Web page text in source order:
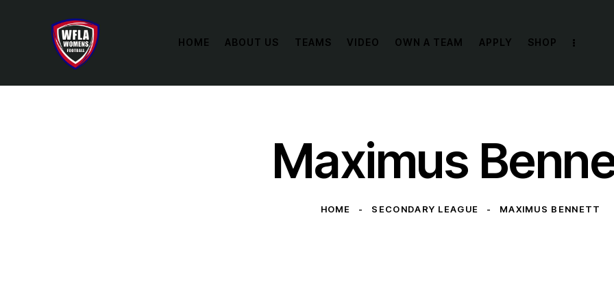
HOME ABOUT US TEAMS VIDEO OWN A TEAM APPLY SHOP
Maximus
HOME SECONDARY LEAGUE MAXIMUS BENNETT